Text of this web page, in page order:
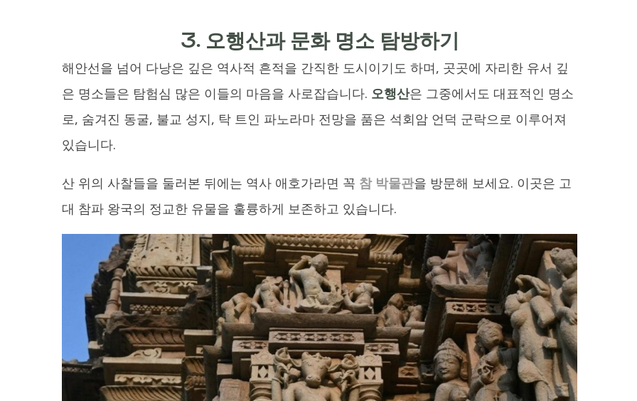
3. 오행산과 문화 명소 탐방하기
해안선을 넘어 다낭은 깊은 역사적 흔적을 간직한 도시이기도 하며, 곳곳에 자리한 유서 깊
은 명소들은 탐험심 많은 이들의 마음을 사로잡습니다. 오행산은 그중에서도 대표적인 명소
로, 숨겨진 동굴, 불교 성지, 탁 트인 파노라마 전망을 품은 석회암 언덕 군락으로 이루어져
있습니다.
산 위의 사찰들을 둘러본 뒤에는 역사 애호가라면 꼭 참 박물관을 방문해 보세요. 이곳은 고
대 참파 왕국의 정교한 유물을 훌륭하게 보존하고 있습니다.